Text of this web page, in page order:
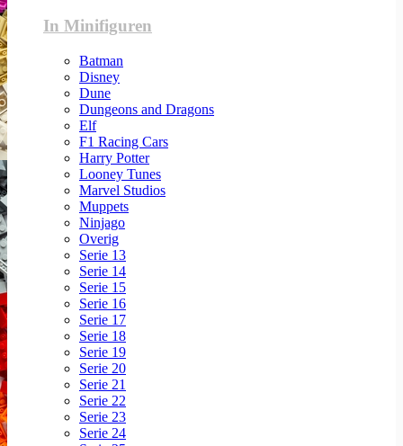
In Minifiguren
Batman
Disney
Dune
Dungeons and Dragons
Elf
F1 Racing Cars
Harry Potter
Looney Tunes
Marvel Studios
Muppets
Ninjago
Overig
Serie 13
Serie 14
Serie 15
Serie 16
Serie 17
Serie 18
Serie 19
Serie 20
Serie 21
Serie 22
Serie 23
Serie 24